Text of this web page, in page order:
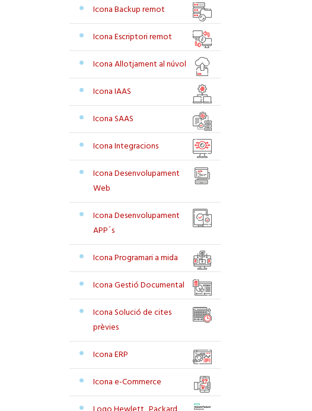
Icona Backup remot
Icona Escriptori remot
Icona Allotjament al núvol
Icona IAAS
Icona SAAS
Icona Integracions
Icona Desenvolupament
Web
Icona Desenvolupament
APP´s
Icona Programari a mida
Icona Gestió Documental
Icona Solució de cites
prèvies
Icona ERP
Icona e-Commerce